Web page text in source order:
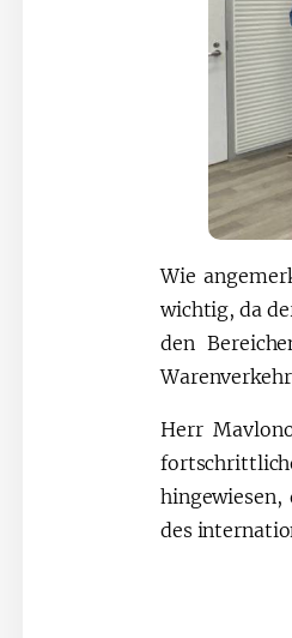
Wie
wichtig, da
den
Herr
hingewiesen,
des